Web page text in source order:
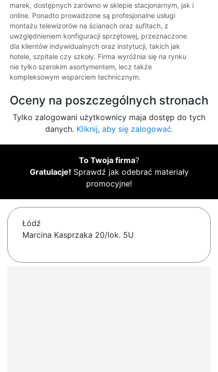
marek, dostępnych zarówno w sklepie stacjonarnym, jak i
online. Ponadto prowadzone są profesjonalne usługi
montażu telewizorów na ścianach oraz sufitach, z
uwzględnieniem konfiguracji sprzętowej, przeznaczone
dla klientów indywidualnych oraz instytucji, takich jak
hotele, szpitale czy szkoły. Firma wyróżnia się na rynku
nie tylko szerokim asortymentem, lecz także
kompleksowym wsparciem technicznym.
Oceny na poszczególnych stronach
Tylko zalogowani użytkownicy maja dostęp do tych
danych. Kliknij, aby się zalogować.
To Twoja firma?
Gratulacje! Sprawdź jak odebrać materiały
promocyjne!
Łódź
Marcina Kasprzaka 20/lok. 5U